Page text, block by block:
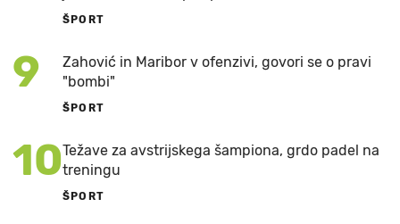
ŠPORT
9
Zahović in Maribor v ofenzivi, govori se o pravi
"bombi"
ŠPORT
10Težave za avstrijskega šampiona, grdo padel na
treningu
ŠPORT